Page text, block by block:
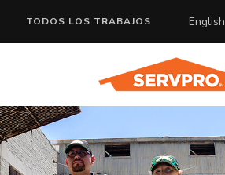
TODOS LOS TRABAJOS English